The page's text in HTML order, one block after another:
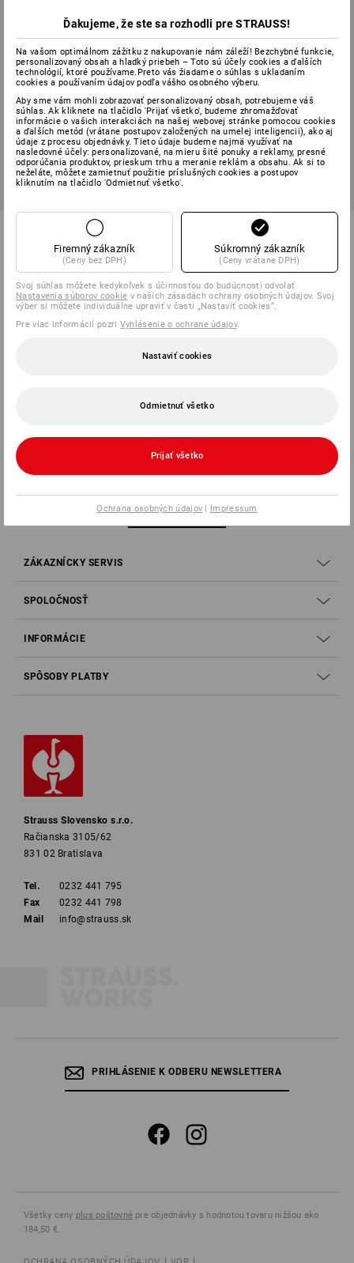
Zástera Guttasyn odolná voči
od 22,00 €
(v. DPH) od 10 ks
Tesárska zástera
farba
od 8,36 €
(v. DPH) od 20 ks
Už ste videli 6 z 6 položiek.
0232 441 795
ZÁKAZNÍCKY SERVIS
SPOLOČNOSŤ
INFORMÁCIE
SPÔSOBY PLATBY
Strauss Slovensko s.r.o.
Račianska 3105/62
831 02 Bratislava
Tel.
0232 441 795
Fax
0232 441 798
Mail
info@strauss.sk
PRIHLÁSENIE K ODBERU NEWSLETTERA
Všetky ceny plus poštovné pre objednávky s hodnotou tovaru nižšou ako
184,50 €.
Ďakujeme, že ste sa rozhodli pre STRAUSS!
Na vašom optimálnom zážitku z nakupovanie nám záleží! Bezchybné funkcie,
personalizovaný obsah a hladký priebeh – Toto sú účely cookies a ďalších
technológií, ktoré používame.Preto vás žiadame o súhlas s ukladaním
cookies a používaním údajov podľa vášho osobného výberu.
Aby sme vám mohli zobrazovať personalizovaný obsah, potrebujeme váš
súhlas. Ak kliknete na tlačidlo 'Prijať všetko', budeme zhromažďovať
informácie o vašich interakciách na našej webovej stránke pomocou cookies
a ďalších metód (vrátane postupov založených na umelej inteligencii), ako aj
údaje z procesu objednávky. Tieto údaje budeme najmä využívať na
nasledovné účely: personalizované, na mieru šité ponuky a reklamy, presné
odporúčania produktov, prieskum trhu a meranie reklám a obsahu. Ak si to
neželáte, môžete zamietnuť použitie príslušných cookies a postupov
kliknutím na tlačidlo 'Odmietnuť všetko'.
Firemný zákazník
(Ceny bez DPH)
Súkromný zákazník
(Ceny vrátane DPH)
Svoj súhlas môžete kedykoľvek s účinnosťou do budúcnosti odvolať
Nastavenia súborov cookie v našich zásadách ochrany osobných údajov. Svoj
výber si môžete individuálne upraviť v časti „Nastaviť cookies“.
Pre viac informácií pozri Vyhlásenie o ochrane údajov.
Nastaviť cookies
Odmietnuť všetko
Prijať všetko
Ochrana osobných údajov | Impressum